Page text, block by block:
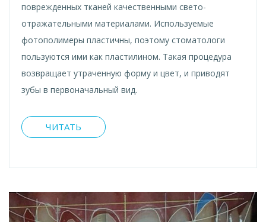
поврежденных тканей качественными свето-
отражательными материалами. Используемые
фотополимеры пластичны, поэтому стоматологи
пользуются ими как пластилином. Такая процедура
возвращает утраченную форму и цвет, и приводят
зубы в первоначальный вид.
ЧИТАТЬ